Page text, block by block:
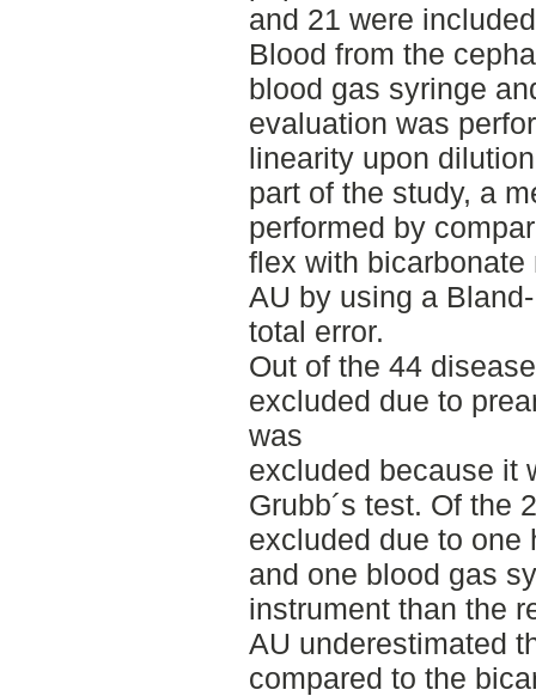
and 21 were
Blood from the
blood gas syringe
evaluation was
linearity upon
part of the study, a
performed by
flex with
AU by using a
total error.
Out of the 44
excluded due to
was
excluded because it
Grubb´s test. Of the
excluded due to one
and one blood gas
instrument than the
AU underestimated
compared to the